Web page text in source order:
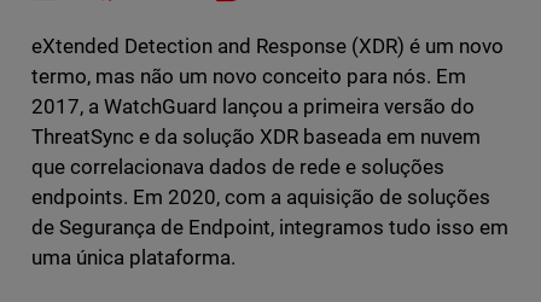
eXtended Detection and Response (XDR) é um novo
termo, mas não um novo conceito para nós. Em
2017, a WatchGuard lançou a primeira versão do
ThreatSync e da solução XDR baseada em nuvem
que correlacionava dados de rede e soluções
endpoints. Em 2020, com a aquisição de soluções
de Segurança de Endpoint, integramos tudo isso em
uma única plataforma.